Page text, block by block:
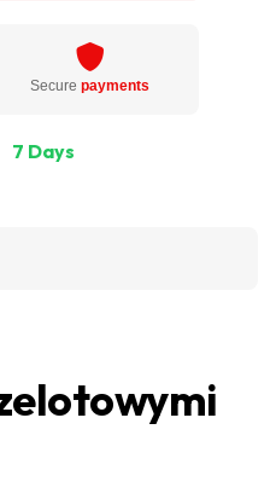
Securepayments
7 Days